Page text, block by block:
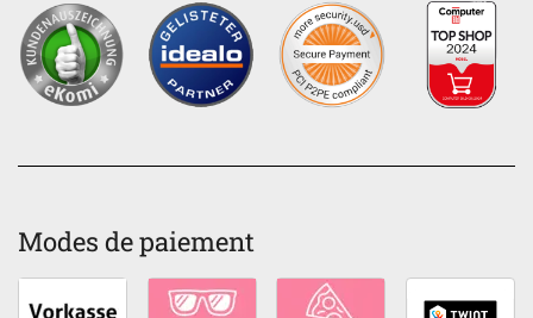
Modes de paiement